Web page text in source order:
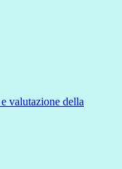
valutazione della